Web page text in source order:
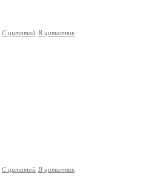
С цитатой В цитатник
С цитатой В цитатник